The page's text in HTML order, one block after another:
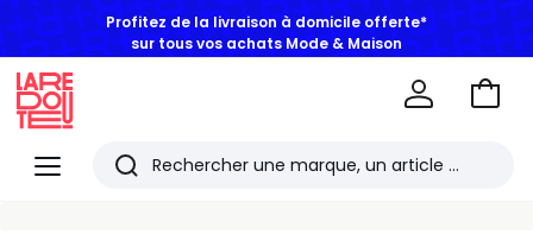
Profitez de la livraison à domicile offerte*
sur tous vos achats Mode & Maison
Menu
Redoute
Rechercher
Aller